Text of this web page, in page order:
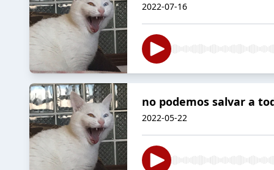
2022-07-16
no podemos salvar a
2022-05-22